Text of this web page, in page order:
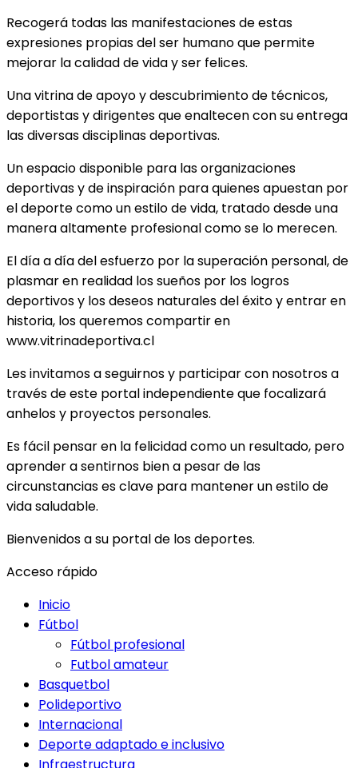
Recogerá todas las manifestaciones de estas
expresiones propias del ser humano que permite
mejorar la calidad de vida y ser felices.
Una vitrina de apoyo y descubrimiento de técnicos,
deportistas y dirigentes que enaltecen con su entrega
las diversas disciplinas deportivas.
Un espacio disponible para las organizaciones
deportivas y de inspiración para quienes apuestan por
el deporte como un estilo de vida, tratado desde una
manera altamente profesional como se lo merecen.
El día a día del esfuerzo por la superación personal, de
plasmar en realidad los sueños por los logros
deportivos y los deseos naturales del éxito y entrar en
historia, los queremos compartir en
www.vitrinadeportiva.cl
Les invitamos a seguirnos y participar con nosotros a
través de este portal independiente que focalizará
anhelos y proyectos personales.
Es fácil pensar en la felicidad como un resultado, pero
aprender a sentirnos bien a pesar de las
circunstancias es clave para mantener un estilo de
vida saludable.
Bienvenidos a su portal de los deportes.
Acceso rápido
Inicio
Fútbol
Fútbol profesional
Futbol amateur
Basquetbol
Polideportivo
Internacional
Deporte adaptado e inclusivo
Infraestructura